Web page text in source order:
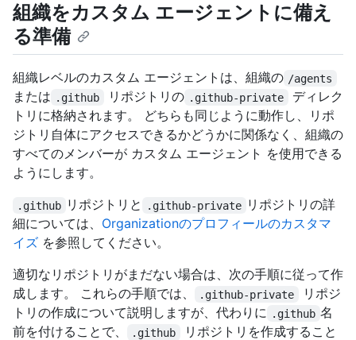
組織をカスタム エージェントに備え
る準備
組織レベルのカスタム エージェントは、組織の /agents
または .github リポジトリの .github-private
ディレク
トリに格納されます。 どちらも同じように動作し、リポ
ジトリ自体にアクセスできるかどうかに関係なく、組織の
すべてのメンバーが カスタム エージェント を使用できる
ようにします。
.github リポジトリと .github-private リポジトリの詳
細については、 Organizationのプロフィールのカスタマ
イズ を参照してください。
適切なリポジトリがまだない場合は、次の手順に従って作
成します。 これらの手順では、
.github-private
リポジ
トリの作成について説明しますが、代わりに .github 名
前を付けることで、
.github
リポジトリを作成すること